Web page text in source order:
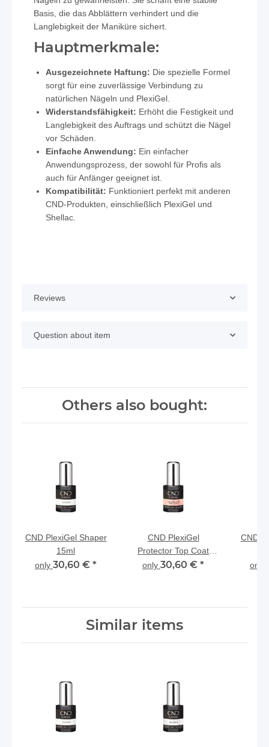
Basis, die das Abblättern verhindert und die
Langlebigkeit der Maniküre sichert.
Hauptmerkmale:
Ausgezeichnete Haftung: Die spezielle Formel
sorgt für eine zuverlässige Verbindung zu
natürlichen Nägeln und PlexiGel.
Widerstandsfähigkeit: Erhöht die Festigkeit und
Langlebigkeit des Auftrags und schützt die Nägel
vor Schäden.
Einfache Anwendung: Ein einfacher
Anwendungsprozess, der sowohl für Profis als
auch für Anfänger geeignet ist.
Kompatibilität: Funktioniert perfekt mit anderen
CND-Produkten, einschließlich PlexiGel und
Shellac.
Reviews
Question about item
Others also bought:
CND PlexiGel Shaper
15ml
only 30,60 € *
CND PlexiGel
Protector Top Coat
15ml
only 30,60 € *
CND
only
Similar items